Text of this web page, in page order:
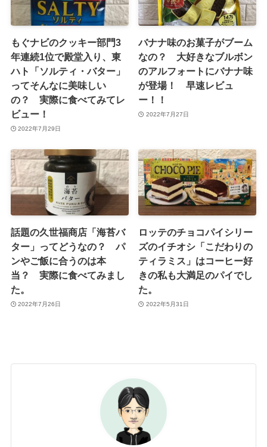
もぐナビのクッキー部門3
年連続1位で殿堂入り、東
ハト「ソルティ・バター」
ってそんなに美味しい
の？ 実際に食べてみてレ
ビュー！
2022年7月29日
バナナ味のお菓子がブーム
なの？ 大好きなブルボン
のアルフォートにバナナ味
が登場！ 早速レビュ
ー！！
2022年7月27日
話題の久世福商店「海苔バ
ター」ってどうなの？ パ
ンやご飯に合うのは本
当？ 実際に食べてみまし
た。
2022年7月26日
ロッテのチョコパイシリー
ズのイチオシ「こだわりの
ティラミス」はコーヒー好
きの私も大満足のパイでし
た。
2022年5月31日